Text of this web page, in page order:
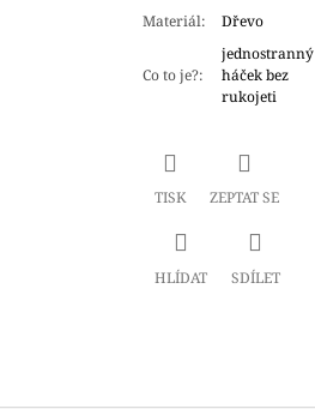
Materiál: Dřevo
Co to je?:
jednostranný
háček bez
rukojeti
TISK ZEPTAT SE
HLÍDAT SDÍLET